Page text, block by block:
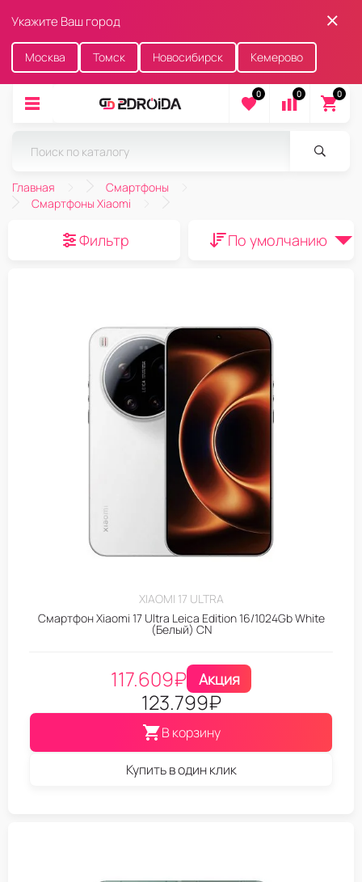
Укажите Ваш город
Москва Томск Новосибирск Кемерово
0 0 0
Главная
Смартфоны
Смартфоны Xiaomi
Фильтр По умолчанию
XIAOMI 17 ULTRA
Смартфон Xiaomi 17 Ultra Leica Edition 16/1024Gb White
(Белый) CN
117.609₽ Акция
123.799₽
В корзину
Купить в один клик